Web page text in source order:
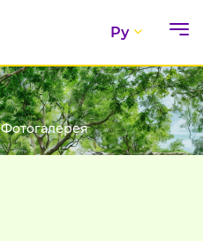
Ру
Фотогалерея